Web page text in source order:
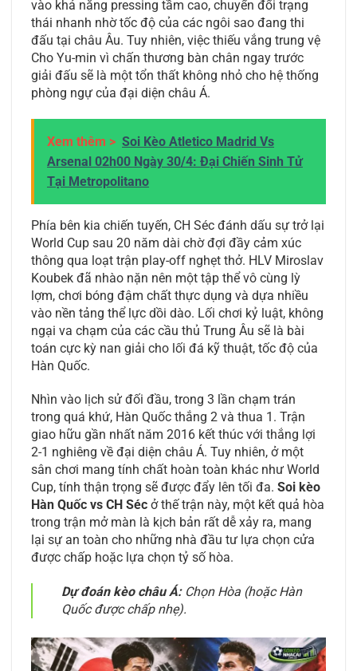
vào khả năng pressing tầm cao, chuyển đổi trạng
thái nhanh nhờ tốc độ của các ngôi sao đang thi
đấu tại châu Âu. Tuy nhiên, việc thiếu vắng trung vệ
Cho Yu-min vì chấn thương bàn chân ngay trước
giải đấu sẽ là một tổn thất không nhỏ cho hệ thống
phòng ngự của đại diện châu Á.
Xem thêm > Soi Kèo Atletico Madrid Vs
Arsenal 02h00 Ngày 30/4: Đại Chiến Sinh Tử
Tại Metropolitano
Phía bên kia chiến tuyến, CH Séc đánh dấu sự trở lại
World Cup sau 20 năm dài chờ đợi đầy cảm xúc
thông qua loạt trận play-off nghẹt thở. HLV Miroslav
Koubek đã nhào nặn nên một tập thể vô cùng lỳ
lợm, chơi bóng đậm chất thực dụng và dựa nhiều
vào nền tảng thể lực dồi dào. Lối chơi kỷ luật, không
ngại va chạm của các cầu thủ Trung Âu sẽ là bài
toán cực kỳ nan giải cho lối đá kỹ thuật, tốc độ của
Hàn Quốc.
Nhìn vào lịch sử đối đầu, trong 3 lần chạm trán
trong quá khứ, Hàn Quốc thắng 2 và thua 1. Trận
giao hữu gần nhất năm 2016 kết thúc với thắng lợi
2-1 nghiêng về đại diện châu Á. Tuy nhiên, ở một
sân chơi mang tính chất hoàn toàn khác như World
Cup, tính thận trọng sẽ được đẩy lên tối đa. Soi kèo
Hàn Quốc vs CH Séc ở thế trận này, một kết quả hòa
trong trận mở màn là kịch bản rất dễ xảy ra, mang
lại sự an toàn cho những nhà đầu tư lựa chọn cửa
được chấp hoặc lựa chọn tỷ số hòa.
Dự đoán kèo châu Á:Chọn Hòa (hoặc Hàn
Quốc được chấp nhẹ).